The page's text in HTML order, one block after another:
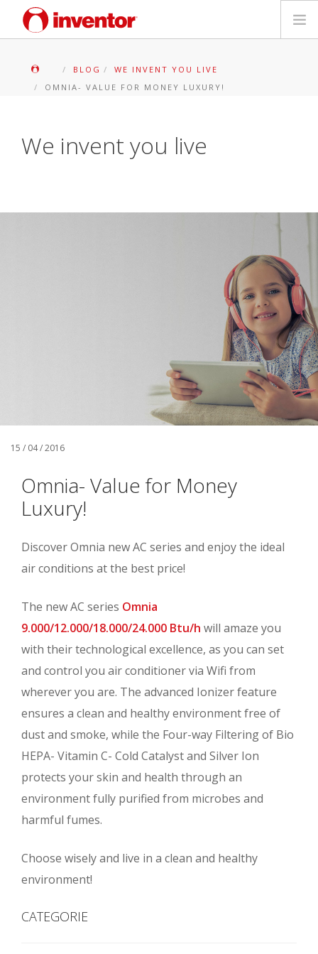
BLOG
WE INVENT YOU LIVE
OMNIA- VALUE FOR MONEY LUXURY!
We invent you live
15 / 04 / 2016
Omnia- Value for Money
Luxury!
Discover Omnia new AC series and enjoy the ideal
air conditions at the best price!
The new AC series Omnia
9.000/12.000/18.000/24.000 Btu/h will amaze you
with their technological excellence, as you can set
and control you air conditioner via Wifi from
wherever you are. The advanced Ionizer feature
ensures a clean and healthy environment free of
dust and smoke, while the Four-way Filtering of Bio
HEPA- Vitamin C- Cold Catalyst and Silver Ion
protects your skin and health through an
environment fully purified from microbes and
harmful fumes.
Choose wisely and live in a clean and healthy
environment!
CATEGORIE